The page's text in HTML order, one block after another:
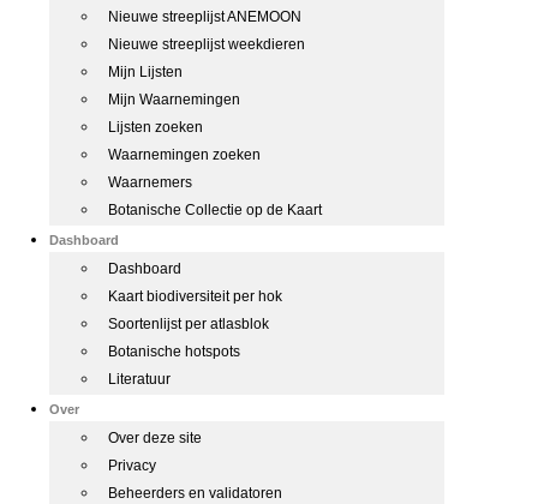
Nieuwe streeplijst ANEMOON
Nieuwe streeplijst weekdieren
Mijn Lijsten
Mijn Waarnemingen
Lijsten zoeken
Waarnemingen zoeken
Waarnemers
Botanische Collectie op de Kaart
Dashboard
Dashboard
Kaart biodiversiteit per hok
Soortenlijst per atlasblok
Botanische hotspots
Literatuur
Over
Over deze site
Privacy
Beheerders en validatoren